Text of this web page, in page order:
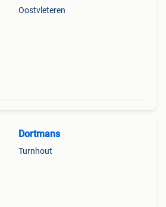
Oostvleteren
Dortmans
Turnhout